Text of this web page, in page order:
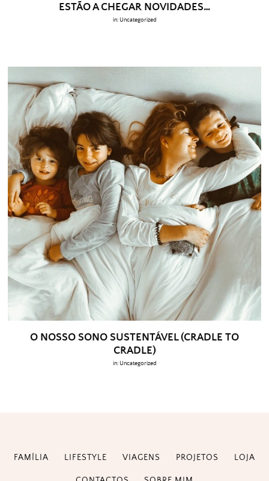
ESTÃO A CHEGAR NOVIDADES…
in: Uncategorized
O NOSSO SONO SUSTENTÁVEL (CRADLE TO
CRADLE)
in: Uncategorized
FAMÍLIA LIFESTYLE VIAGENS PROJETOS LOJA